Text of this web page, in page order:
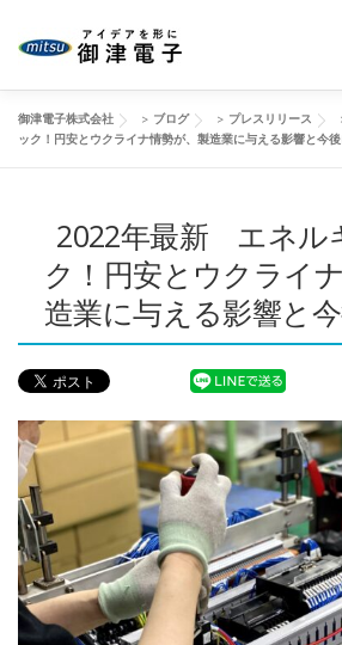
ン
HOME 当社の強み 御津電子の
会社情報 製品事例 改善動画
お問い合わせ
御津電子株式会社 > ブログ > プレスリリース
ック！円安とウクライナ情勢が、製造業に与える影響と今
2022年最新 エネル
ク！円安とウクライ
造業に与える影響と